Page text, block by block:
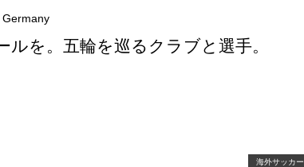
ルを。五輪を巡るクラブと選手。
海外サッカー